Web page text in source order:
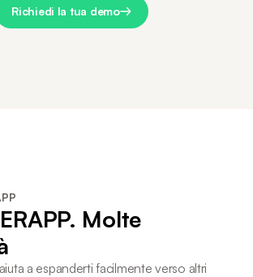
Richiedi la tua demo
. Molte
a espanderti facilmente verso altri